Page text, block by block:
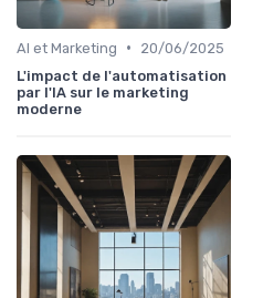
AI et Marketing •
20/06/2025
L'impact de l'automatisation
par l'IA sur le marketing
moderne